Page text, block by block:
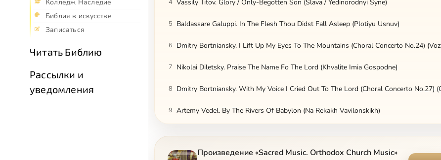
Колледж Наследие
Библия в искусстве
Записаться
Читать Библию
Рассылки и
уведомления
4 Vassily Titov. Glory / Only-Begotten Son (Slava / Yedinorodnyi Syne)
5 Baldassare Galuppi. In The Flesh Thou Didst Fall Asleep (Plotiyu Usnuv)
6
7 Nikolai Diletsky. Praise The Name Fo The Lord (Khvalite Imia Gospodne)
8
9 Artemy Vedel. By The Rivers Of Babylon (Na Rekakh Vavilonskikh)
11 Sergei Rachmaninov. All-Night Vigil Op.37. Vespers: Come, Let Us Worship
Произведение «Sacred Music. Orthodox Church Music»